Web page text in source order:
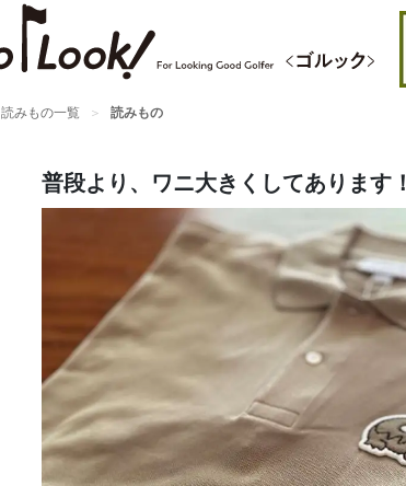
読みもの一覧 読みもの
普段より、ワニ大きくしてあります！